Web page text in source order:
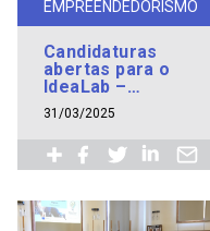
EMPREENDEDORISMO
Candidaturas
abertas para o
IdeaLab –
programa que
impulsiona Ideias
31/03/2025